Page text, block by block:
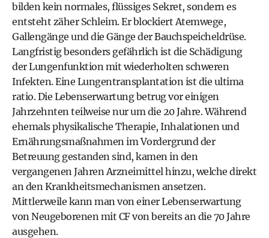
bilden kein normales, flüssiges Sekret, sondern es
entsteht zäher Schleim. Er blockiert Atemwege,
Gallengänge und die Gänge der Bauchspeicheldrüse.
Langfristig besonders gefährlich ist die Schädigung
der Lungenfunktion mit wiederholten schweren
Infekten. Eine Lungentransplantation ist die ultima
ratio. Die Lebenserwartung betrug vor einigen
Jahrzehnten teilweise nur um die 20 Jahre. Während
ehemals physikalische Therapie, Inhalationen und
Ernährungsmaßnahmen im Vordergrund der
Betreuung gestanden sind, kamen in den
vergangenen Jahren Arzneimittel hinzu, welche direkt
an den Krankheitsmechanismen ansetzen.
Mittlerweile kann man von einer Lebenserwartung
von Neugeborenen mit CF von bereits an die 70 Jahre
ausgehen.